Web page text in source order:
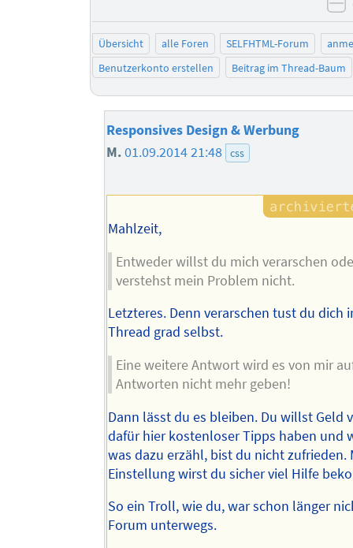
Übersicht alle Foren SELFHTML-Forum
Benutzerkonto erstellen
Beitrag im Thread-Baum
Responsives Design & Werbung
M.01.09.2014 21:48 css
Mahlzeit,
Entweder willst du mich verarschen
verstehst mein Problem nicht.
Letzteres. Denn verarschen tust du dich
Thread grad selbst.
Eine weitere Antwort wird es von mir
Antworten nicht mehr geben!
Dann lässt du es bleiben. Du willst Geld
dafür hier kostenloser Tipps haben und
was dazu erzähl, bist du nicht zufrieden.
Einstellung wirst du sicher viel Hilfe
So ein Troll, wie du, war schon länger
Forum unterwegs.